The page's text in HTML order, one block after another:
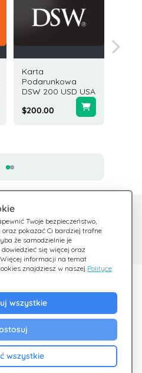
Karta
Podarunkowa
DSW 200 USD USA
$200.00
Twoje bezpieczeństwo,
oraz pokazać Ci bardziej trafne
że samodzielnie je
się więcej oraz
informacji na temat
znajdziesz w naszej Polityce
wszystkie
wszystkie
Centrum pomocy
Sprawdź nasze FAQ